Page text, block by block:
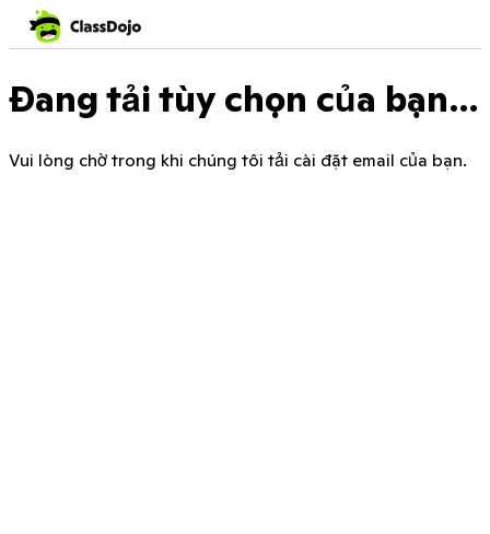
Đang tải tùy chọn của bạn…
Vui lòng chờ trong khi chúng tôi tải cài đặt email của bạn.